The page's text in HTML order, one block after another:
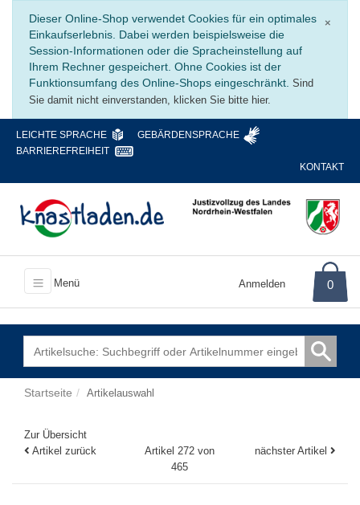
×
Dieser Online-Shop verwendet Cookies für ein optimales
Einkaufserlebnis. Dabei werden beispielsweise die
Session-Informationen oder die Spracheinstellung auf
Ihrem Rechner gespeichert. Ohne Cookies ist der
Funktionsumfang des Online-Shops eingeschränkt. Sind
Sie damit nicht einverstanden, klicken Sie bitte hier.
LEICHTE SPRACHE
GEBÄRDENSPRACHE
BARRIEREFREIHEIT
KONTAKT
Menü Anmelden 0
Startseite Artikelauswahl
Zur Übersicht
Artikel zurück
Artikel 272 von
465
nächster Artikel